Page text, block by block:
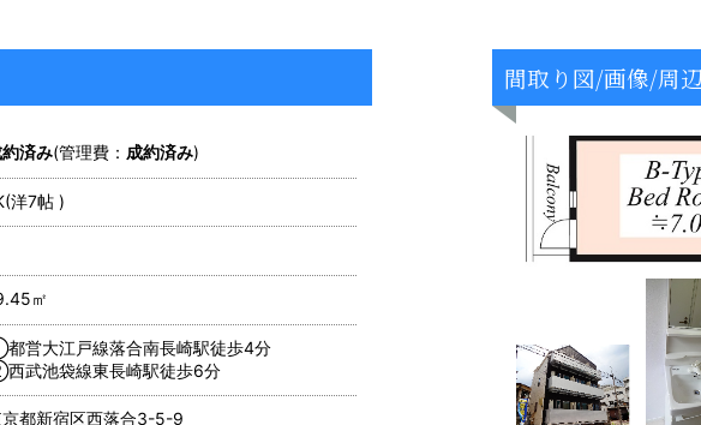
済み(管理費： 成約済み)
洋7帖 )
㎡
営大江戸線落合南長崎駅徒歩4分
武池袋線東長崎駅徒歩6分
都新宿区西落合3-5-9
間取り図/画像/周